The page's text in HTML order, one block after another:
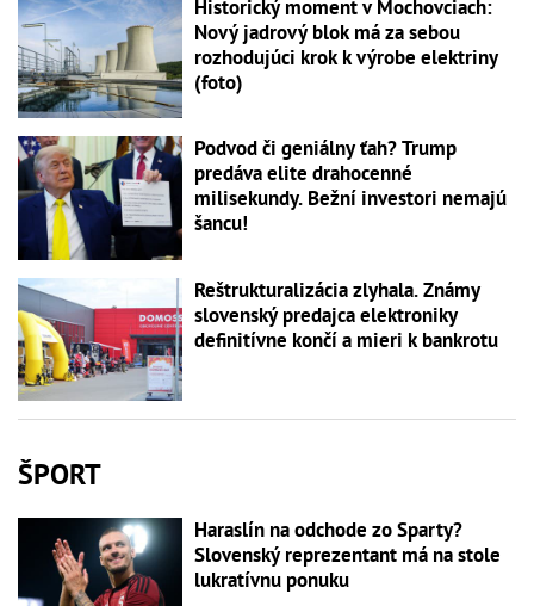
Historický moment v Mochovciach:
Nový jadrový blok má za sebou
rozhodujúci krok k výrobe elektriny
(foto)
Podvod či geniálny ťah? Trump
predáva elite drahocenné
milisekundy. Bežní investori nemajú
šancu!
Reštrukturalizácia zlyhala. Známy
slovenský predajca elektroniky
definitívne končí a mieri k bankrotu
ŠPORT
Haraslín na odchode zo Sparty?
Slovenský reprezentant má na stole
lukratívnu ponuku